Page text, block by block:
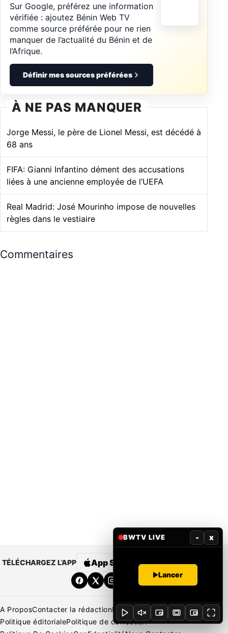
Sur Google, préférez une information
vérifiée : ajoutez Bénin Web TV
comme source préférée pour ne rien
manquer de l’actualité du Bénin et de
l’Afrique.
Définir mes sources préférées
À NE PAS MANQUER
Jorge Messi, le père de Lionel Messi, est décédé à
68 ans
FIFA: Gianni Infantino dément des accusations
liées à une ancienne employée de l’UEFA
Real Madrid: José Mourinho impose de nouvelles
règles dans le vestiaire
Commentaires
TÉLÉCHARGEZ L’APP App Store Google Play
A ProposContacter la rédactionRédaction Mentions légales
Politique éditorialePolitique de correction
BWTV LIVE - x
Lancer